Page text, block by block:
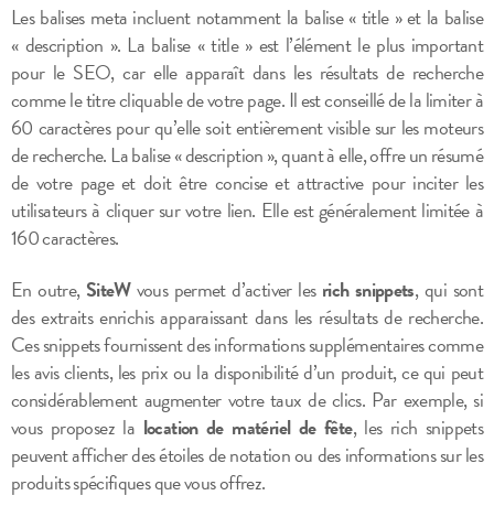
Les balises meta incluent notamment la balise « title » et la balise
« description ». La balise « title » est l’élément le plus important
pour le SEO, car elle apparaît dans les résultats de recherche
comme le titre cliquable de votre page. Il est conseillé de la limiter à
60 caractères pour qu’elle soit entièrement visible sur les moteurs
de recherche. La balise « description », quant à elle, offre un résumé
de votre page et doit être concise et attractive pour inciter les
utilisateurs à cliquer sur votre lien. Elle est généralement limitée à
160 caractères.
En outre, SiteWvous permet d’activer les rich snippets, qui sont
des extraits enrichis apparaissant dans les résultats de recherche.
Ces snippets fournissent des informations supplémentaires comme
les avis clients, les prix ou la disponibilité d’un produit, ce qui peut
considérablement augmenter votre taux de clics. Par exemple, si
vous proposez la location de matériel de fête, les rich snippets
peuvent afficher des étoiles de notation ou des informations sur les
produits spécifiques que vous offrez.